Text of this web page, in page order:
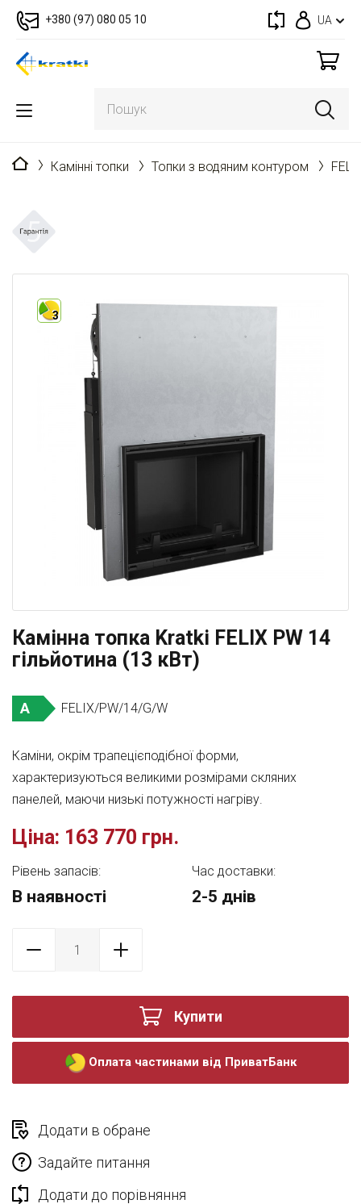
+380 (97) 080 05 10 UA
Головна
Камінні топки Топки з водяним контуром
3
Камінна топка Kratki FELIX PW 14
гільйотина (13 кВт)
A FELIX/PW/14/G/W
Каміни, окрім трапецієподібної форми,
характеризуються великими розмірами скляних
панелей, маючи низькі потужності нагріву.
Ціна: 163 770 грн.
Рівень запасів:
В наявності
Час доставки:
2-5 днів
Купити
Оплата частинами від ПриватБанк
Додати в обране
Задайте питання
Додати до порівняння